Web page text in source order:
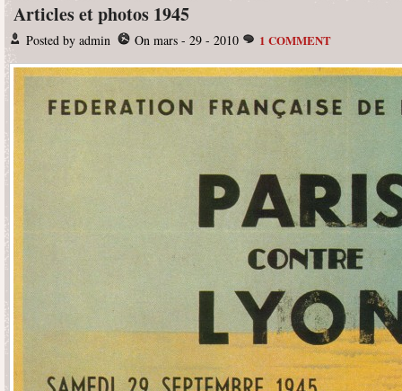
Articles et photos 1945
Posted by admin On mars - 29 - 2010 1 COMMENT